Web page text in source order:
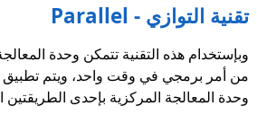
تقنية التوازي - Parallel
وبإستخدام هذه التقنية تتمكن وحدة
من أمر برمجي في وقت واحد، ويتم تطبيق
وحدة المعالجة المركزية بإحدى الطريقتين